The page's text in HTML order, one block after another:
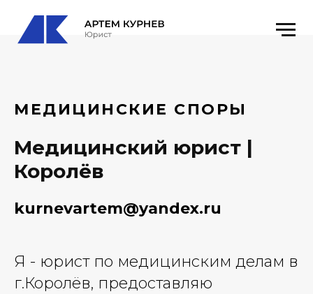
МЕДИЦИНСКИЕ СПОРЫ
Медицинский юрист |
Королёв
kurnevartem@yandex.ru
Я - юрист по медицинским делам в
г.Королёв, предоставляю